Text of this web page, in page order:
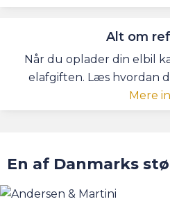
Alt om
Når du oplader din elbil
elafgiften. Læs hvordan
Mere
En af Danmarks